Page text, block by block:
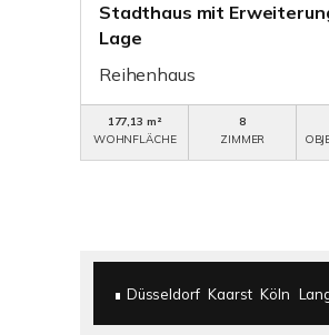
Stadthaus mit
Lage
Reihenhaus
177,13 m²
WOHNFLÄCHE
8
ZIMMER
Düsseldorf Kaarst Köln